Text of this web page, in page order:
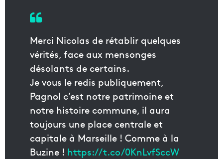
Merci Nicolas de rétablir quelques
vérités, face aux mensonges
désolants de certains.
Je vous le redis publiquement,
Pagnol c’est notre patrimoine et
notre histoire commune, il aura
toujours une place centrale et
capitale à Marseille ! Comme à la
Buzine ! https://t.co/0KnLvfSccW